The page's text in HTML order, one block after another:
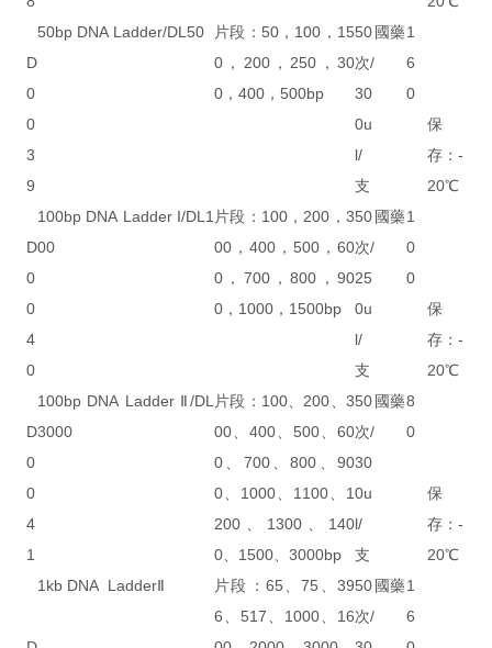
D
0
0
3
9
50bp DNA Ladder/DL50
片段：50，100，15
0，200，250，30
0，400，500bp
50
次/
30
0u
l/
支
國藥1
6
0
保
存：-
20℃
D
0
0
4
0
100bp DNA Ladder I/DL1
00
片段：100，200，3
00，400，500，60
0，700，800，90
0，1000，1500bp
50
次/
25
0u
l/
支
國藥1
0
0
保
存：-
20℃
D
0
0
4
1
100bp DNA Ladder Ⅱ/DL
3000
片段：100、200、3
00、400、500、60
0、700、800、90
0、1000、1100、1
200、1300、140
0、1500、3000bp
50
次/
30
0u
l/
支
國藥8
0
保
存：-
20℃
1kb DNA LadderⅡ
片段：65、75、39
6、517、1000、16
50
次/
國藥1
6